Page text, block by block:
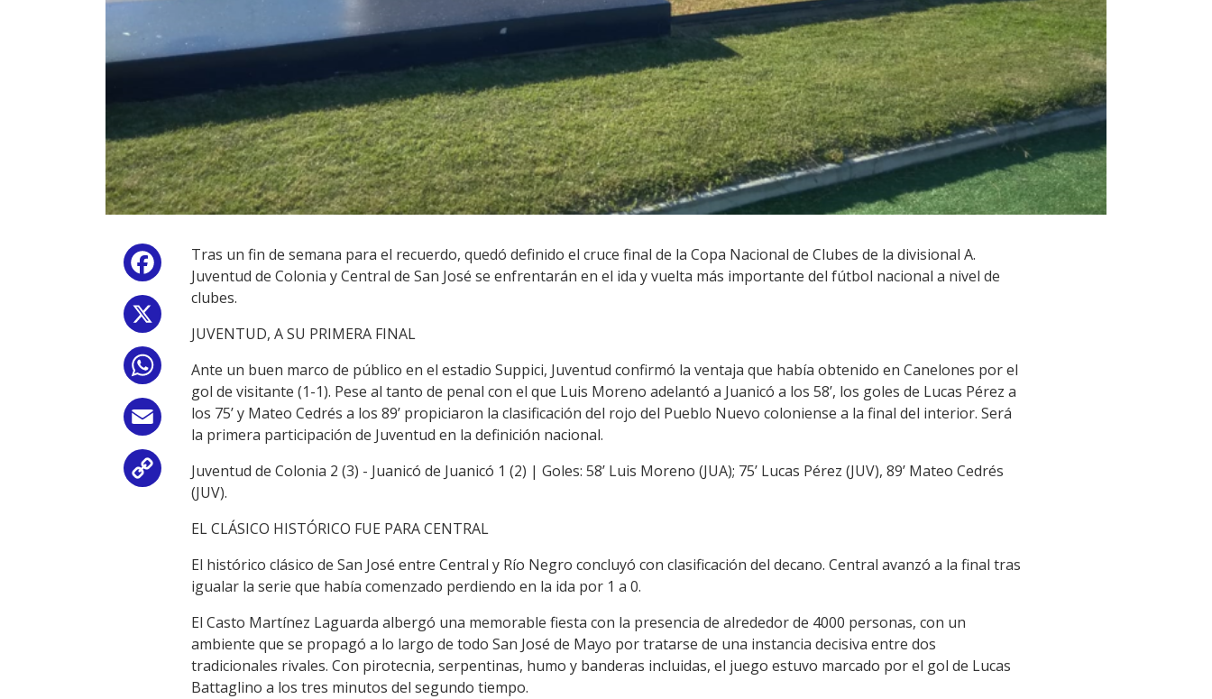
Facebook
WhatsApp
Email
Copy
Tras un fin de semana para el recuerdo, quedó definido el cruce final de la Copa Nacional de Clubes de la divisional A.
Juventud de Colonia y Central de San José se enfrentarán en el ida y vuelta más importante del fútbol nacional a nivel de
clubes.
JUVENTUD, A SU PRIMERA FINAL
Ante un buen marco de público en el estadio Suppici, Juventud confirmó la ventaja que había obtenido en Canelones por el
gol de visitante (1-1). Pese al tanto de penal con el que Luis Moreno adelantó a Juanicó a los 58’, los goles de Lucas Pérez a
los 75’ y Mateo Cedrés a los 89’ propiciaron la clasificación del rojo del Pueblo Nuevo coloniense a la final del interior. Será
la primera participación de Juventud en la definición nacional.
Juventud de Colonia 2 (3) - Juanicó de Juanicó 1 (2) | Goles: 58’ Luis Moreno (JUA); 75’ Lucas Pérez (JUV), 89’ Mateo Cedrés
(JUV).
EL CLÁSICO HISTÓRICO FUE PARA CENTRAL
El histórico clásico de San José entre Central y Río Negro concluyó con clasificación del decano. Central avanzó a la final tras
igualar la serie que había comenzado perdiendo en la ida por 1 a 0.
El Casto Martínez Laguarda albergó una memorable fiesta con la presencia de alrededor de 4000 personas, con un
ambiente que se propagó a lo largo de todo San José de Mayo por tratarse de una instancia decisiva entre dos
tradicionales rivales. Con pirotecnia, serpentinas, humo y banderas incluidas, el juego estuvo marcado por el gol de Lucas
Battaglino a los tres minutos del segundo tiempo.